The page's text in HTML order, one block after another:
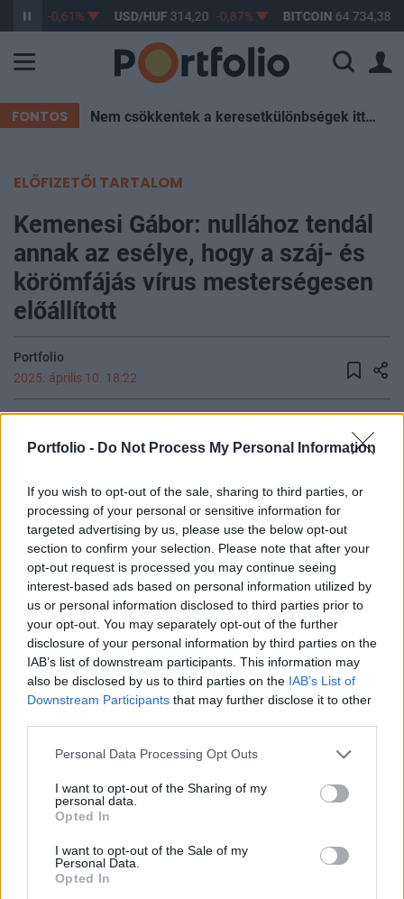
Portfolio - Do Not Process My Personal Information
If you wish to opt-out of the sale, sharing to third parties, or
processing of your personal or sensitive information for
targeted advertising by us, please use the below opt-out
section to confirm your selection. Please note that after your
opt-out request is processed you may continue seeing
interest-based ads based on personal information utilized by
us or personal information disclosed to third parties prior to
your opt-out. You may separately opt-out of the further
disclosure of your personal information by third parties on the
IAB’s list of downstream participants. This information may
also be disclosed by us to third parties on the IAB’s List of
Downstream Participants that may further disclose it to other
Personal Data Processing Opt Outs
I want to opt-out of the Sharing of my
personal data.
Opted In
I want to opt-out of the Sale of my
Personal Data.
Opted In
-0,61% USD/HUF 314,20 -0,87% BITCOIN 64 734,38
FONTOS Nem csökkentek a keresetkülönbségek itthon az elmúlt két évtizedben – Mutatjuk az okokat
ELŐFIZETŐI TARTALOM
Kemenesi Gábor: nullához tendál
annak az esélye, hogy a száj- és
körömfájás vírus mesterségesen
előállított
Portfolio
2025. április 10. 18:22
hogy felmerült a gyanú, hogy a ragadós száj- és
hanem egy mesterségesen előállított vírusról van
szó. Kemenes Gábor virológus szerint azonban
ennek az esélye a nullához tendál, írja a Qubit.
Agrárszektor Konferencia 2026Valamennyi „forró”
agrártémával foglalkozik a Portfolio Csoport Agrárszektor
Konferenciája december 1-2-3-án Siófokon. Jelentkezzen
Ön is az év kihagyhatatlan agrárszakmai
csúcsrendezvényére!Információ és jelentkezésFolyik egy
vizsgálat arra vonatkozóan is hogy a fertőzés az hogyan
került ezekre a telepekre, egyelőre azt tudjuk mondani
hogy...
KEDVES OLVASÓNK!
A keresett cikk a portfolio.hu hírarchívumához
tartozik, melynek olvasása előfizetéses
regisztrációhoz kötött.